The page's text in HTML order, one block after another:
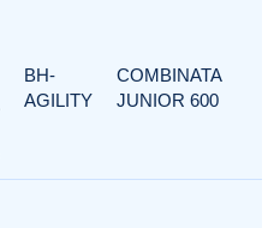
BH-
AGILITY
COMBINATA
JUNIOR 600